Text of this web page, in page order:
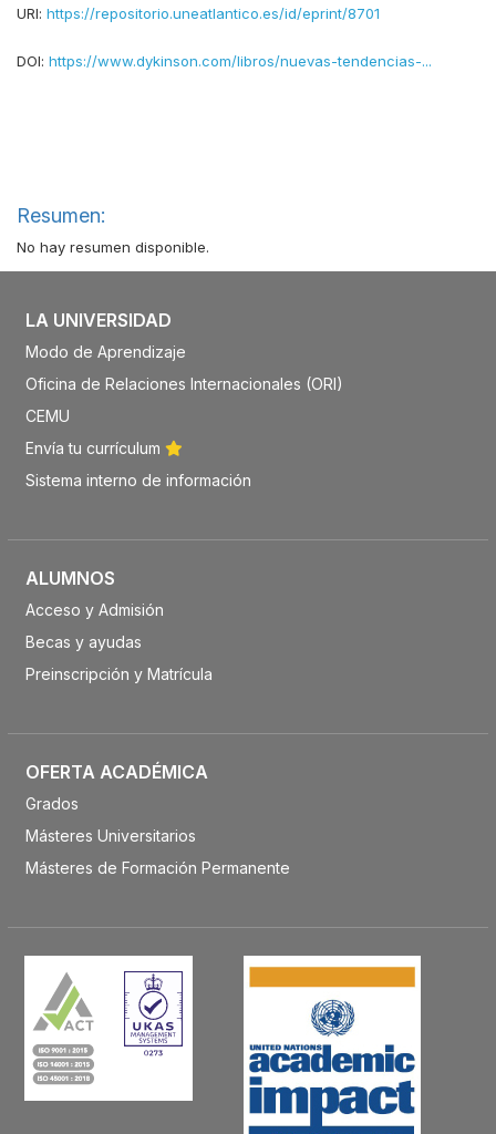
URI: https://repositorio.uneatlantico.es/id/eprint/8701
DOI: https://www.dykinson.com/libros/nuevas-tendencias-...
Resumen:
No hay resumen disponible.
LA UNIVERSIDAD
Modo de Aprendizaje
Oficina de Relaciones Internacionales (ORI)
CEMU
Envía tu currículum
Sistema interno de información
ALUMNOS
Acceso y Admisión
Becas y ayudas
Preinscripción y Matrícula
OFERTA ACADÉMICA
Grados
Másteres Universitarios
Másteres de Formación Permanente